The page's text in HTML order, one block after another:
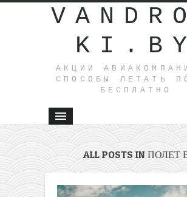
KI.BY
АКЦИИ
СПОСОБЫ ЛЕТАТЬ
БЕСПЛАТНО
ALL POSTS IN ПОЛЕТ